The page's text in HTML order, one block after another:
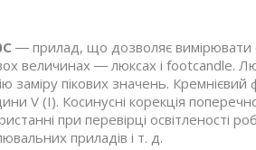
― прилад, що дозволяє вимірювати
величинах ― люксах і footcandle.
заміру пікових значень. Кремнієвий
V (I). Косинусні корекція
при перевірці освітленості
приладів і т. д.